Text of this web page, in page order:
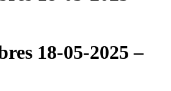
18-05-2025 –